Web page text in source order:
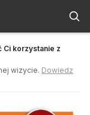
Ci korzystanie z
wizycie. Dowiedz